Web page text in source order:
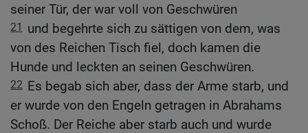
seiner Tür, der war voll von Geschwüren
21 und begehrte sich zu sättigen von dem, was
von des Reichen Tisch fiel, doch kamen die
Hunde und leckten an seinen Geschwüren.
22 Es begab sich aber, dass der Arme starb, und
er wurde von den Engeln getragen in Abrahams
Schoß. Der Reiche aber starb auch und wurde